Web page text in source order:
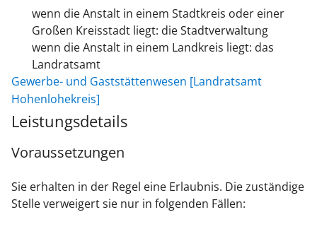
wenn die Anstalt in einem Stadtkreis oder einer
Großen Kreisstadt liegt: die Stadtverwaltung
wenn die Anstalt in einem Landkreis liegt: das
Landratsamt
Gewerbe- und Gaststättenwesen [Landratsamt
Hohenlohekreis]
Leistungsdetails
Voraussetzungen
Sie erhalten in der Regel eine Erlaubnis. Die zuständige
Stelle verweigert sie nur in folgenden Fällen: